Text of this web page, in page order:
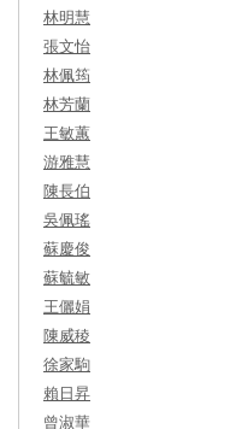
林明慧
張文怡
林佩筠
林芳蘭
王敏蕙
游雅慧
陳長伯
吳佩瑤
蘇慶俊
蘇毓敏
王儷娟
陳威稜
徐家駒
賴日昇
曾淑華